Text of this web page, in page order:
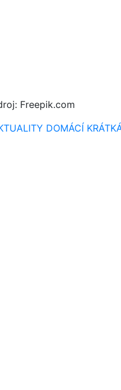
Freepik.com
DOMÁCÍ